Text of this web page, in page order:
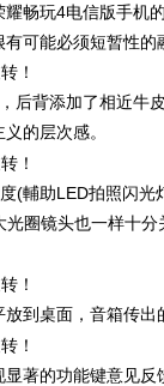
畅玩4电信版手机
可能必须短暂性的
后背添加了相近牛
的层次感。
(輔助LED拍照闪
圈镜头也一样十
到桌面，音箱传出
著的功能键意见反